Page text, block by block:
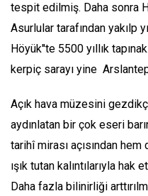
tespit edilmiş. Daha sonra
Asurlular tarafından yakılp
Höyük''te 5500 yıllık
kerpiç sarayı yine
Açık hava müzesini
aydınlatan bir çok eseri
tarihî mirası açısından
ışık tutan kalıntılarıyla
Daha fazla bilinirliği